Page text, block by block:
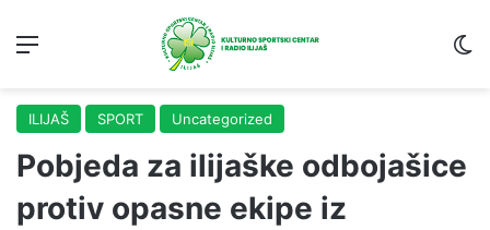
ILIJAŠ SPORT Uncategorized
Pobjeda za ilijaške odbojašice
protiv opasne ekipe iz